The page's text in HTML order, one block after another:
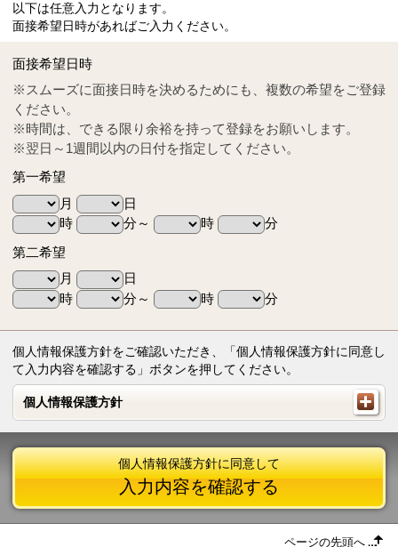
Tel
0570-55-0314
以下は任意入力となります。
面接希望日時があればご入力ください。
面接希望日時
※スムーズに面接日時を決めるためにも、複数の希望をご登録
ください。
※時間は、できる限り余裕を持って登録をお願いします。
※翌日～1週間以内の日付を指定してください。
第一希望
月
日
時
分～ 時
分
第二希望
月
日
時
分～ 時 分
個人情報保護方針をご確認いただき、「個人情報保護方針に同意し
て入力内容を確認する」ボタンを押してください。
個人情報保護方針
個人情報保護方針
個人情報保護方針に同意して
入力内容を確認する
ページの先頭へ